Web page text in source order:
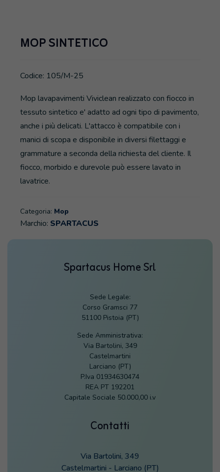
MOP SINTETICO
Codice: 105/M-25
Mop lavapavimenti Viviclean realizzato con fiocco in
tessuto sintetico e' adatto ad ogni tipo di pavimento,
anche i più delicati. L'attacco è compatibile con i
manici di scopa e disponibile in diversi filettaggi e
grammature a seconda della richiesta del cliente. Il
fiocco, morbido e durevole può essere lavato in
lavatrice.
Categoria: Mop
Marchio: SPARTACUS
Spartacus Home Srl
Sede Legale:
Corso Gramsci 77
51100 Pistoia (PT)
Sede Amministrativa:
Via Bartolini, 349
Castelmartini
Larciano (PT)
P.Iva 01934630474
REA PT 192201
Capitale Sociale 50.000,00 i.v
Contatti
Via Bartolini, 349
Castelmartini - Larciano (PT)